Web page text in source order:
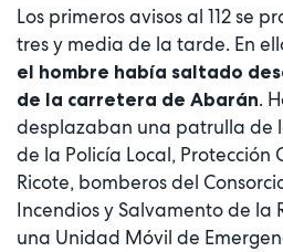
Los primeros avisos al 112 se
tres y media de la tarde. En
el hombre había saltado
de la carretera de Abarán.
desplazaban una patrulla de
de la Policía Local, Protección
Ricote, bomberos del
Incendios y Salvamento de la
una Unidad Móvil de